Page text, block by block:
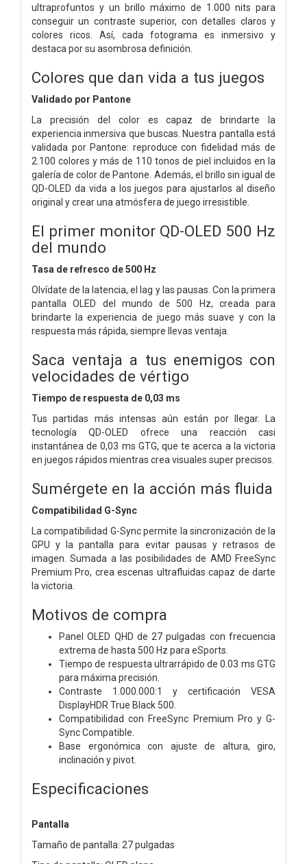
ultraprofuntos y un brillo máximo de 1.000 nits para
conseguir un contraste superior, con detalles claros y
colores ricos. Así, cada fotograma es inmersivo y
destaca por su asombrosa definición.
Colores que dan vida a tus juegos
Validado por Pantone
La precisión del color es capaz de brindarte la
experiencia inmersiva que buscas. Nuestra pantalla está
validada por Pantone: reproduce con fidelidad más de
2.100 colores y más de 110 tonos de piel incluidos en la
galería de color de Pantone. Además, el brillo sin igual de
QD-OLED da vida a los juegos para ajustarlos al diseño
original y crear una atmósfera de juego irresistible.
El primer monitor QD-OLED 500 Hz
del mundo
Tasa de refresco de 500 Hz
Olvídate de la latencia, el lag y las pausas. Con la primera
pantalla OLED del mundo de 500 Hz, creada para
brindarte la experiencia de juego más suave y con la
respuesta más rápida, siempre llevas ventaja.
Saca ventaja a tus enemigos con
velocidades de vértigo
Tiempo de respuesta de 0,03 ms
Tus partidas más intensas aún están por llegar. La
tecnología QD-OLED ofrece una reacción casi
instantánea de 0,03 ms GTG, que te acerca a la victoria
en juegos rápidos mientras crea visuales super precisos.
Sumérgete en la acción más fluida
Compatibilidad G-Sync
La compatibilidad G-Sync permite la sincronización de la
GPU y la pantalla para evitar pausas y retrasos de
imagen. Sumada a las posibilidades de AMD FreeSync
Premium Pro, crea escenas ultrafluidas capaz de darte
la victoria.
Motivos de compra
Panel OLED QHD de 27 pulgadas con frecuencia
extrema de hasta 500 Hz para eSports.
Tiempo de respuesta ultrarrápido de 0.03 ms GTG
para máxima precisión.
Contraste 1.000.000:1 y certificación VESA
DisplayHDR True Black 500.
Compatibilidad con FreeSync Premium Pro y G-
Sync Compatible.
Base ergonómica con ajuste de altura, giro,
inclinación y pivot.
Especificaciones
Pantalla
Tamaño de pantalla: 27 pulgadas